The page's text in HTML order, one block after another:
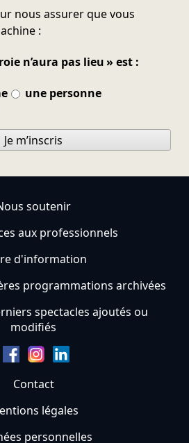
nous assurer que vous
:
n’aura pas lieu » est :
une personne
Je m’inscris
soutenir
aux professionnels
d'information
programmations archivées
spectacles ajoutés ou
modifiés
Contact
légales
personnelles